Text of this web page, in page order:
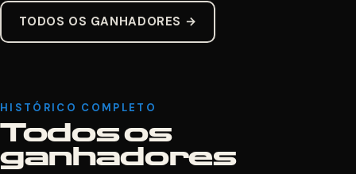
TODOS OS GANHADORES →
HISTÓRICO COMPLETO
Todos os
ganhadores